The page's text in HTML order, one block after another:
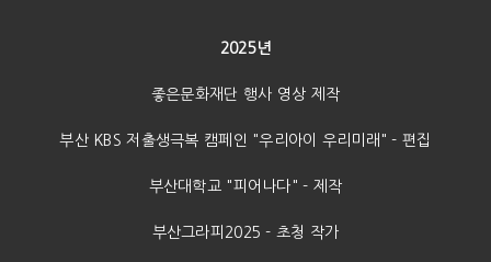
2025년
좋은문화재단 행사 영상 제작
부산 KBS 저출생극복 캠페인 "우리아이 우리미래" - 편집
부산대학교 "피어나다" - 제작
부산그라피2025 - 초청 작가